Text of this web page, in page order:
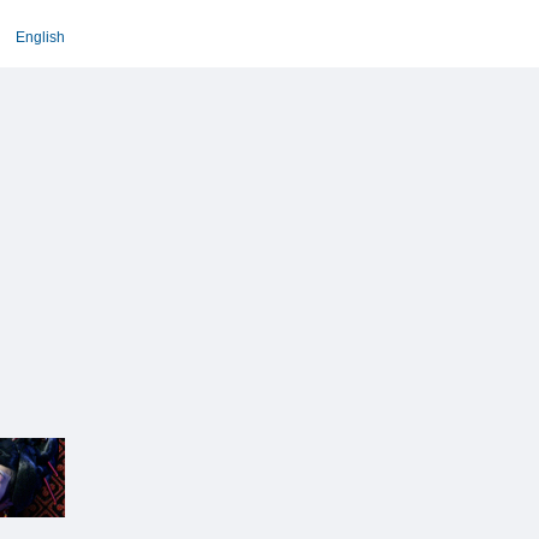
English